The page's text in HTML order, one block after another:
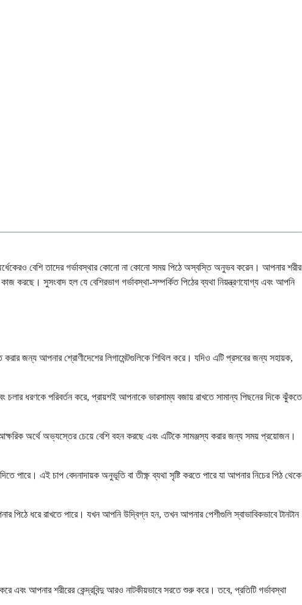
বেশি তাদের গর্ভাবস্থার কোনো না কোনো সময় পিঠে অস্বস্তি অনুভব করেন। আপনার শরীর
করছে। সুসংবাদ হল যে বেশিরভাগ গর্ভাবস্থা-সম্পর্কিত পিঠের ব্যথা নিয়ন্ত্রণযোগ্য এবং আপনি
জন্য আপনার শ্রোণীদেশের লিগামেন্টগুলিকে শিথিল করে। যদিও এটি প্রসবের জন্য সহায়ক,
চলার ধরণকে পরিবর্তন করে, প্রায়শই আপনাকে ভারসাম্য বজায় রাখতে সামান্য পিছনের দিকে ঝুঁকতে
অর্থে অভ্যস্তের চেয়ে বেশি বহন করছে এবং এটিকে সামঞ্জস্য করার জন্য সময় প্রয়োজন।
পারে। এই চাপ বেদনাদায়ক অনুভূতি বা তীক্ষ্ণ ব্যথা সৃষ্টি করতে পারে যা আপনার নিচের পিঠ থেকে
পিঠে ধরে রাখতে পারে। যখন আপনি উদ্বিগ্ন হন, তখন আপনার পেশীগুলি স্বাভাবিকভাবে টানটান
আপনার শরীরের কেন্দ্রবিন্দু আরও নাটকীয়ভাবে সরতে শুরু করে। তবে, প্রতিটি গর্ভাবস্থা